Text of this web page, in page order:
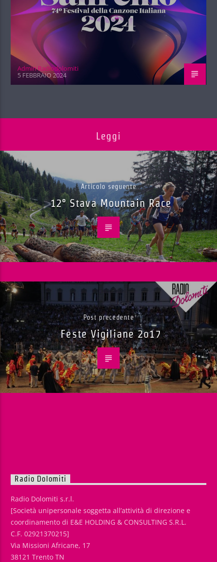
Admin Radiodolomiti
5 FEBBRAIO 2024
Leggi
Articolo seguente
12° Stava Mountain Race
Post precedente
Feste Vigiliane 2o17
Radio Dolomiti
Radio Dolomiti s.r.l.
[Società unipersonale soggetta all’attività di direzione e
coordinamento di E&E HOLDING & CONSULTING S.R.L.
C.F. 02921370215]
Via Missioni Africane, 17
38121 Trento TN